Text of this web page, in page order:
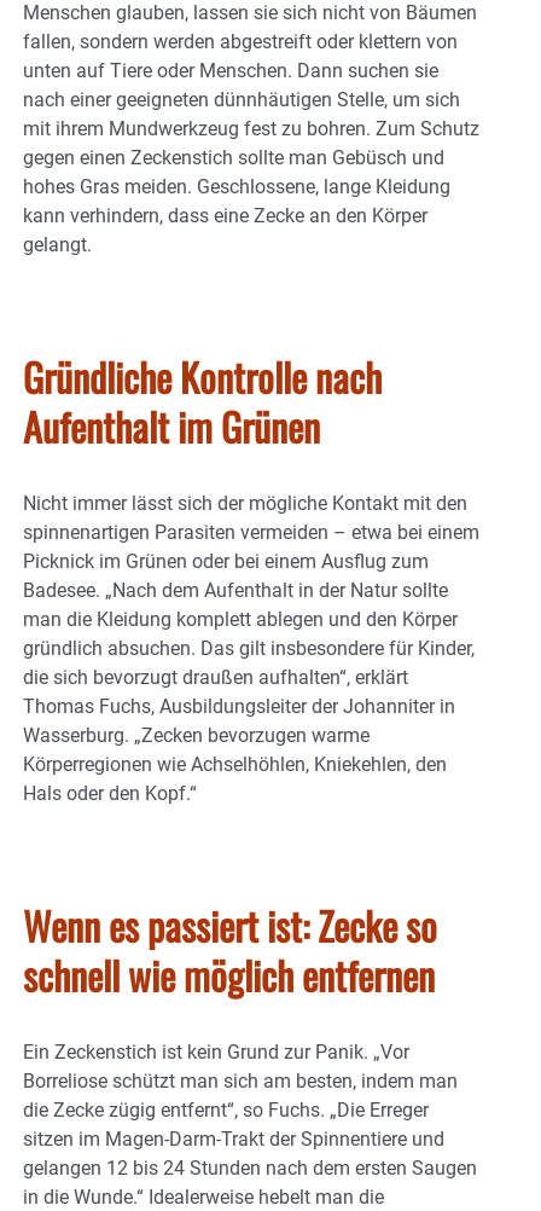
Menschen glauben, lassen sie sich nicht von Bäumen
fallen, sondern werden abgestreift oder klettern von
unten auf Tiere oder Menschen. Dann suchen sie
nach einer geeigneten dünnhäutigen Stelle, um sich
mit ihrem Mundwerkzeug fest zu bohren. Zum Schutz
gegen einen Zeckenstich sollte man Gebüsch und
hohes Gras meiden. Geschlossene, lange Kleidung
kann verhindern, dass eine Zecke an den Körper
gelangt.
Gründliche Kontrolle nach
Aufenthalt im Grünen
Nicht immer lässt sich der mögliche Kontakt mit den
spinnenartigen Parasiten vermeiden – etwa bei einem
Picknick im Grünen oder bei einem Ausflug zum
Badesee. „Nach dem Aufenthalt in der Natur sollte
man die Kleidung komplett ablegen und den Körper
gründlich absuchen. Das gilt insbesondere für Kinder,
die sich bevorzugt draußen aufhalten“, erklärt
Thomas Fuchs, Ausbildungsleiter der Johanniter in
Wasserburg. „Zecken bevorzugen warme
Körperregionen wie Achselhöhlen, Kniekehlen, den
Hals oder den Kopf.“
Wenn es passiert ist: Zecke so
schnell wie möglich entfernen
Ein Zeckenstich ist kein Grund zur Panik. „Vor
Borreliose schützt man sich am besten, indem man
die Zecke zügig entfernt“, so Fuchs. „Die Erreger
sitzen im Magen-Darm-Trakt der Spinnentiere und
gelangen 12 bis 24 Stunden nach dem ersten Saugen
in die Wunde.“ Idealerweise hebelt man die